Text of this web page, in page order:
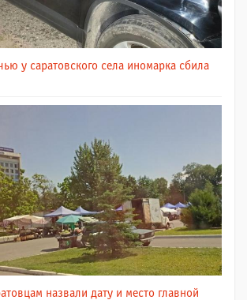
у саратовского села иномарка сбила
назвали дату и место главной